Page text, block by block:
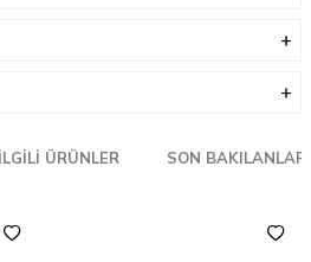
İLGILI ÜRÜNLER SON BAKILANLAR